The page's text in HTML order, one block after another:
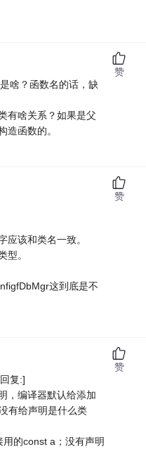
啥？函数名的话，缺
有啥关系？如果是父
造函数的。
赞
应该和类名一致。
型。
这到底是不
赞
复:]
，编译器默认给添加
有给声明是什么类
的const a；没有声明
赞